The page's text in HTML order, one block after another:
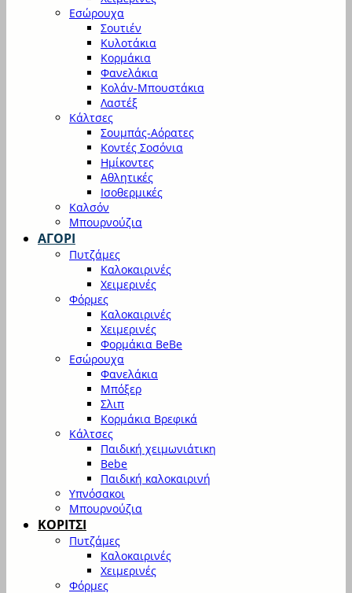
Εσώρουχα
Σουτιέν
Κυλοτάκια
Κορμάκια
Φανελάκια
Κολάν-Μπουστάκια
Λαστέξ
Κάλτσες
Σουμπάς-Αόρατες
Κοντές Σοσόνια
Ημίκοντες
Αθλητικές
Ισοθερμικές
Καλσόν
Μπουρνούζια
ΑΓΟΡΙ
Πυτζάμες
Καλοκαιρινές
Χειμερινές
Φόρμες
Καλοκαιρινές
Χειμερινές
Φορμάκια BeBe
Εσώρουχα
Φανελάκια
Μπόξερ
Σλιπ
Κορμάκια Βρεφικά
Κάλτσες
Παιδική χειμωνιάτικη
Bebe
Παιδική καλοκαιρινή
Υπνόσακοι
Μπουρνούζια
ΚΟΡΙΤΣΙ
Πυτζάμες
Καλοκαιρινές
Χειμερινές
Φόρμες